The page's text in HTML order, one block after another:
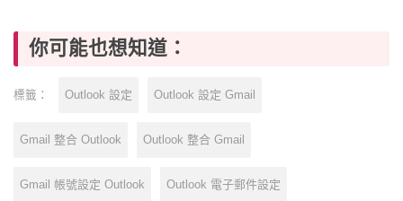
你可能也想知道：
標籤： Outlook 設定 Outlook 設定 Gmail
Gmail 整合 Outlook Outlook 整合 Gmail
Gmail 帳號設定 Outlook Outlook 電子郵件設定